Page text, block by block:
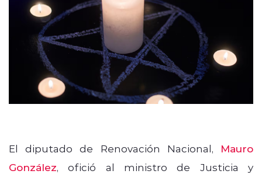
El diputado de Renovación Nacional, Mauro
González, ofició al ministro de Justicia y